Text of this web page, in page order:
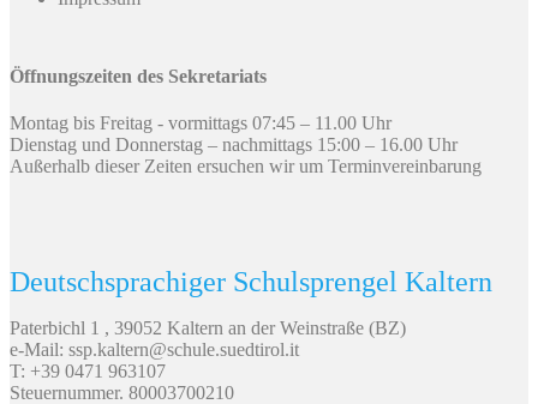
Öffnungszeiten des Sekretariats
Montag bis Freitag - vormittags 07:45 – 11.00 Uhr
Dienstag und Donnerstag – nachmittags 15:00 – 16.00 Uhr
Außerhalb dieser Zeiten ersuchen wir um Terminvereinbarung
Deutschsprachiger Schulsprengel Kaltern
Paterbichl 1 , 39052 Kaltern an der Weinstraße (BZ)
e-Mail: ssp.kaltern@schule.suedtirol.it
T: +39 0471 963107
Steuernummer. 80003700210